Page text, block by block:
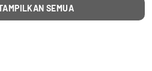
SEMUA